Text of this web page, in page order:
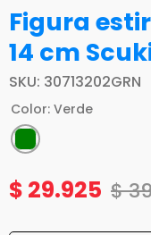
Figura
14 cm
SKU: 30713202GRN
Color: Verde
$ 29.925 $